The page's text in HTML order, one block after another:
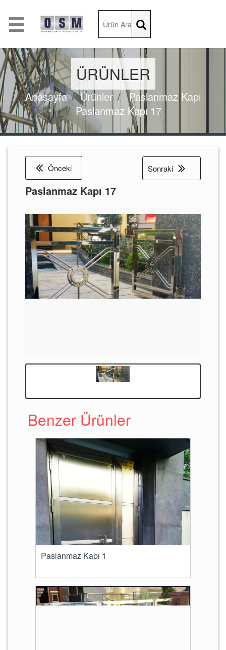
ÜRÜNLER
Anasayfa Ürünler
Paslanmaz Kapı
Paslanmaz Kapı 17
Önceki Sonraki
Paslanmaz Kapı 17
Benzer Ürünler
Paslanmaz Kapı 1